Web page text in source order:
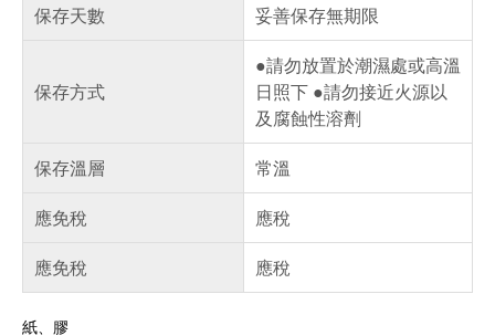
保存天數
妥善保存無期限
保存方式
●請勿放置於潮濕處或高溫
日照下 ●請勿接近火源以
及腐蝕性溶劑
保存溫層
常溫
應免稅
應稅
應免稅
應稅
紙、膠